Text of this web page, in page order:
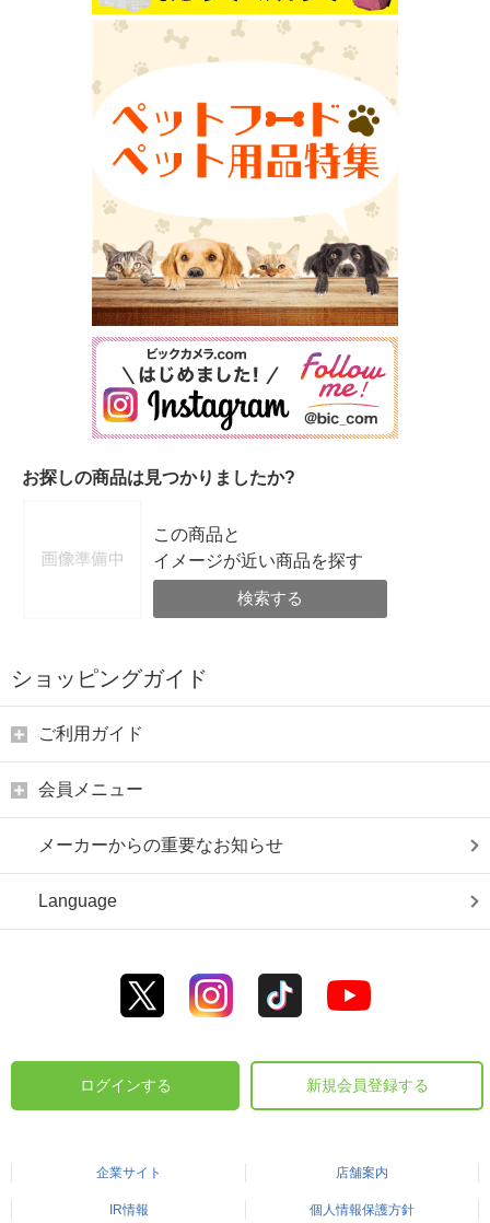
お探しの商品は見つかりましたか?
この商品と
イメージが近い商品を探す
検索する
ショッピングガイド
ご利用ガイド
会員メニュー
メーカーからの重要なお知らせ
Language
ログインする 新規会員登録する
企業サイト 店舗案内
IR情報 個人情報保護方針